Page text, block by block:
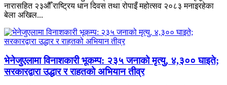
नारासहित २३औँ राष्ट्रिय धान दिवस तथा रोपाइँ महोत्सव २०८३ मनाइरहेका
बेला अखिल...
भेनेजुएलामा विनाशकारी भूकम्प: २३५ जनाको मृत्यु, ४,३०० घाइते;
सरकारद्वारा उद्धार र राहतको अभियान तीव्र